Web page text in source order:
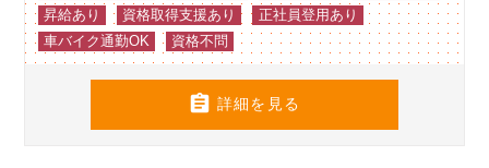
昇給あり
資格取得支援あり
正社員登用あり
車バイク通勤OK
資格不問
 詳細を見る